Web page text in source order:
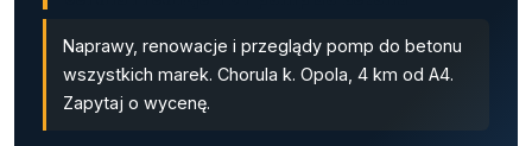
Naprawy, renowacje i przeglądy pomp do betonu
wszystkich marek. Chorula k. Opola, 4 km od A4.
Zapytaj o wycenę.